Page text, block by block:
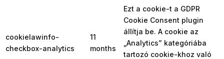
cookielawinfo-
checkbox-analytics
11
months
Ezt a cookie-t a GDPR
Cookie Consent plugin
állítja be. A cookie az
„Analytics” kategóriába
tartozó cookie-khoz való